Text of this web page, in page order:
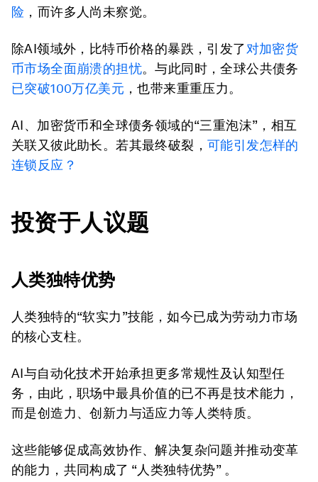
险 ，而许多人尚未察觉。
除AI领域外，比特币价格的暴跌，引发了对加密货
币市场全面崩溃的担忧。与此同时，全球公共债务
已突破100万亿美元 ，也带来重重压力。
AI、加密货币和全球债务领域的“三重泡沫”，相互
关联又彼此助长。若其最终破裂， 可能引发怎样的
连锁反应？
投资于人议题
人类独特优势
人类独特的“软实力”技能，如今已成为劳动力市场
的核心支柱。
AI与自动化技术开始承担更多常规性及认知型任
务，由此，职场中最具价值的已不再是技术能力，
而是创造力、创新力与适应力等人类特质。
这些能够促成高效协作、解决复杂问题并推动变革
的能力，共同构成了 “人类独特优势” 。